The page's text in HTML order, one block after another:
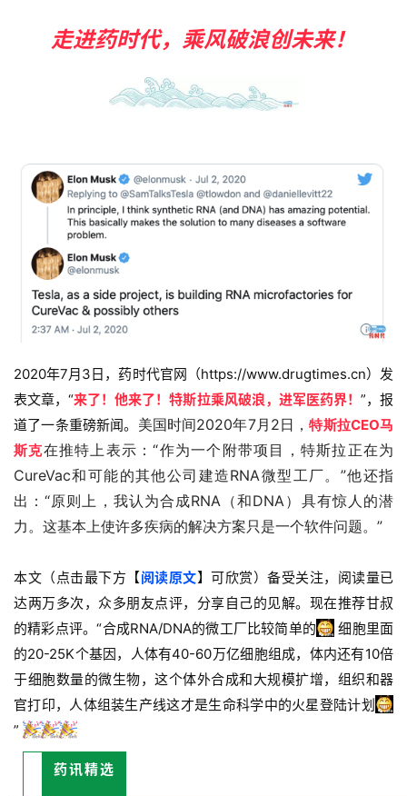
走进药时代，乘风破浪创未来！
2020年7月3日，药时代官网（https://www.drugtimes.cn）发
表文章，“来了！他来了！特斯拉乘风破浪，进军医药界！ ”，报
道了一条重磅新闻。 美国时间2020年7月2日，特斯拉CEO马
斯克在推特上表示：“作为一个附带项目，特斯拉正在为
CureVac和可能的其他公司建造RNA微型工厂。”他还指
出：“原则上，我认为合成RNA（和DNA）具有惊人的潜
力。这基本上使许多疾病的解决方案只是一个软件问题。”
本文（点击最下方【阅读原文】可欣赏）备受关注，阅读量已
达两万多次，众多朋友点评，分享自己的见解。现在推荐甘叔
的精彩点评。“合成RNA/DNA的微工厂比较简单的
细胞里面
的20-25K个基因，人体有40-60万亿细胞组成，体内还有10倍
于细胞数量的微生物，这个体外合成和大规模扩增，组织和器
官打印，人体组装生产线这才是生命科学中的火星登陆计划
”
药讯精选